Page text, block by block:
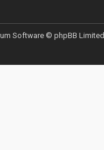
Software © phpBB Limited